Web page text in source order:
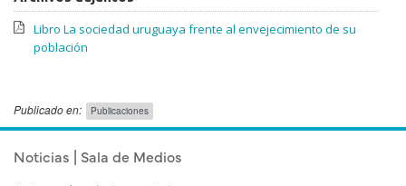
Noticias | Sala de Medios
Libro La sociedad uruguaya frente al envejecimiento de su
población
Publicado en: Publicaciones
Publicado el Miércoles 19 Junio, 2013